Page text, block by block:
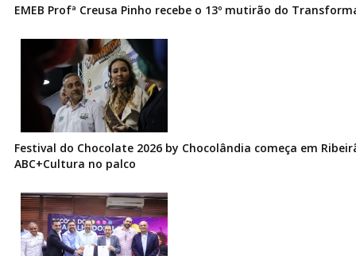
EMEB Profª Creusa Pinho recebe o 13º mutirão do
Festival do Chocolate 2026 by Chocolândia começa em
ABC+Cultura no palco